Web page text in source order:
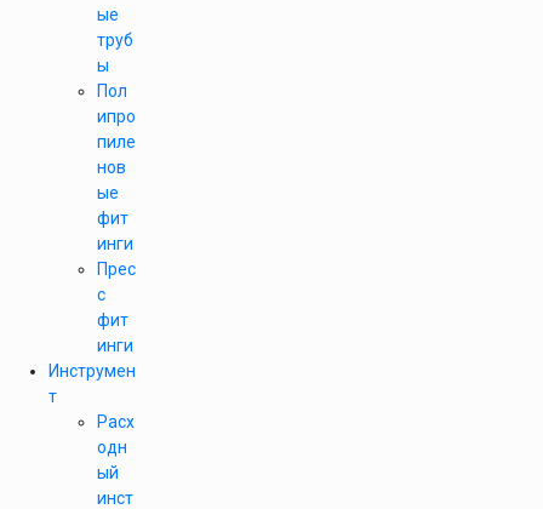
ые
труб
ы
Пол
ипро
пиле
нов
ые
фит
инги
Прес
с
фит
инги
Инструмен
т
Расх
одн
ый
инст